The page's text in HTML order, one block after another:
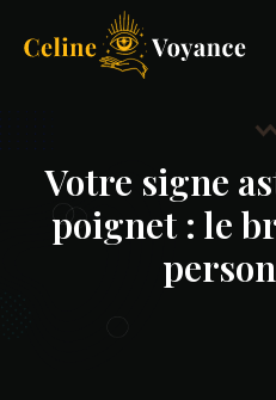
Votre signe
poignet : le